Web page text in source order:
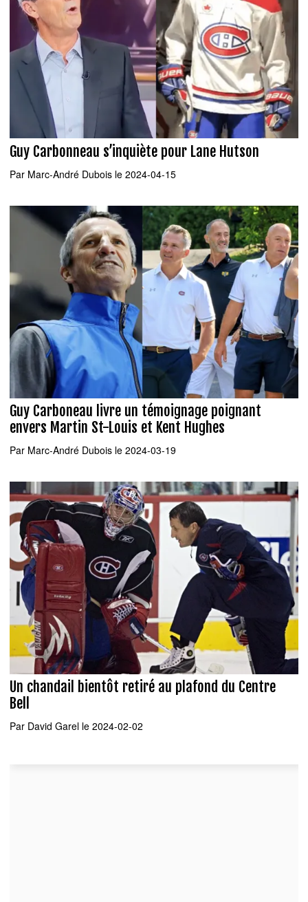
Guy Carbonneau s’inquiète pour Lane Hutson
Par Marc-André Dubois le 2024-04-15
Guy Carboneau livre un témoignage poignant
envers Martin St-Louis et Kent Hughes
Par Marc-André Dubois le 2024-03-19
Un chandail bientôt retiré au plafond du Centre
Bell
Par David Garel le 2024-02-02